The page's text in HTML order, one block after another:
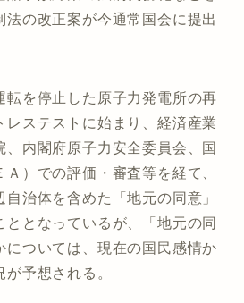
法の改正案が今通常国会に提出
を停止した原子力発電所の再
レステストに始まり、経済産業
内閣府原子力安全委員会、国
）での評価・審査等を経て、
治体を含めた「地元の同意」
ととなっているが、「地元の同
については、現在の国民感情か
予想される。